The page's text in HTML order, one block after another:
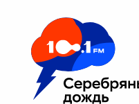
Москва 100.1 FM